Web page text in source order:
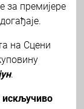
за премијере
на Сцени
.
искључиво